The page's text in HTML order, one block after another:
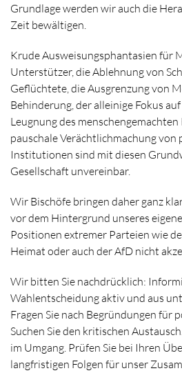
Grundlage werden wir auch die
Zeit bewältigen.
Krude Ausweisungsphantasien für
Unterstützer, die Ablehnung von
Geflüchtete, die Ausgrenzung von
Behinderung, der alleinige Fokus
Leugnung des
pauschale Verächtlichmachung
Institutionen sind mit diesen
Gesellschaft unvereinbar.
Wir Bischöfe bringen daher ganz
vor dem Hintergrund unseres
Positionen extremer Parteien wie
Heimat oder auch der AfD nicht
Wir bitten Sie nachdrücklich:
Wahlentscheidung aktiv und aus
Fragen Sie nach Begründungen für
Suchen Sie den kritischen
im Umgang. Prüfen Sie bei Ihren
langfristigen Folgen für unser